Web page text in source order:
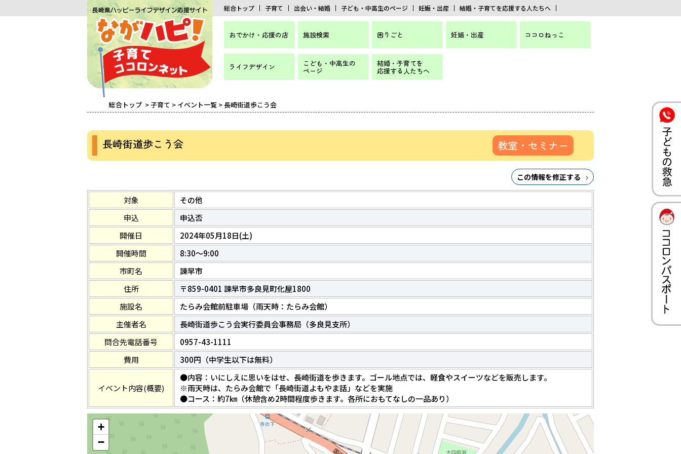
総合トップ 子育て 出会い・結婚 子ども・中高生のページ 妊娠・出産 結婚・子育てを応援する人たちへ
おでかけ・応援の店 施設検索 困りごと 妊娠・出産 ココロねっこ
ライフデザイン こども・中高生の
ページ
結婚・子育てを
応援する人たちへ
総合トップ >子育て > イベント一覧 > 長崎街道歩こう会
長崎街道歩こう会 教室・セミナー
この情報を修正する
対象
その他
申込
申込否
開催日
2024年05月18日(土)
開催時間
8:30～9:00
市町名
諫早市
住所
〒859-0401 諫早市多良見町化屋1800
施設名
たらみ会館前駐車場（雨天時：たらみ会館）
主催者名
長崎街道歩こう会実行委員会事務局（多良見支所）
問合先電話番号
0957-43-1111
費用
300円（中学生以下は無料）
イベント内容(概要)
●内容：いにしえに思いをはせ、長崎街道を歩きます。ゴール地点では、軽食やスイーツなどを販売します。
※雨天時は、たらみ会館で「長崎街道よもやま話」などを実施
●コース：約7㎞（休憩含め2時間程度歩きます。各所におもてなしの一品あり）
+
−